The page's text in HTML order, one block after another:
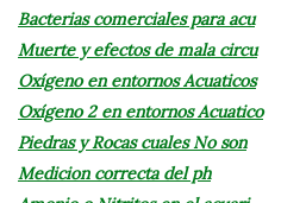
Bacterias comerciales para acu
Muerte y efectos de mala circu
Oxígeno en entornos Acuaticos
Oxígeno 2 en entornos Acuatico
Piedras y Rocas cuales No son
Medicion correcta del ph